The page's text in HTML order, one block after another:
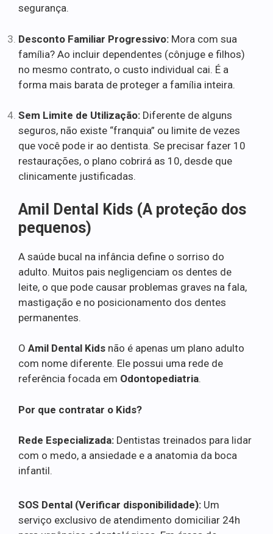
segurança.
Desconto Familiar Progressivo: Mora com sua
família? Ao incluir dependentes (cônjuge e filhos)
no mesmo contrato, o custo individual cai. É a
forma mais barata de proteger a família inteira.
Sem Limite de Utilização: Diferente de alguns
seguros, não existe “franquia” ou limite de vezes
que você pode ir ao dentista. Se precisar fazer 10
restaurações, o plano cobrirá as 10, desde que
clinicamente justificadas.
Amil Dental Kids (A proteção dos
pequenos)
A saúde bucal na infância define o sorriso do
adulto. Muitos pais negligenciam os dentes de
leite, o que pode causar problemas graves na fala,
mastigação e no posicionamento dos dentes
permanentes.
O Amil Dental Kids não é apenas um plano adulto
com nome diferente. Ele possui uma rede de
referência focada em Odontopediatria.
Por que contratar o Kids?
Rede Especializada: Dentistas treinados para lidar
com o medo, a ansiedade e a anatomia da boca
infantil.
SOS Dental (Verificar disponibilidade): Um
serviço exclusivo de atendimento domiciliar 24h